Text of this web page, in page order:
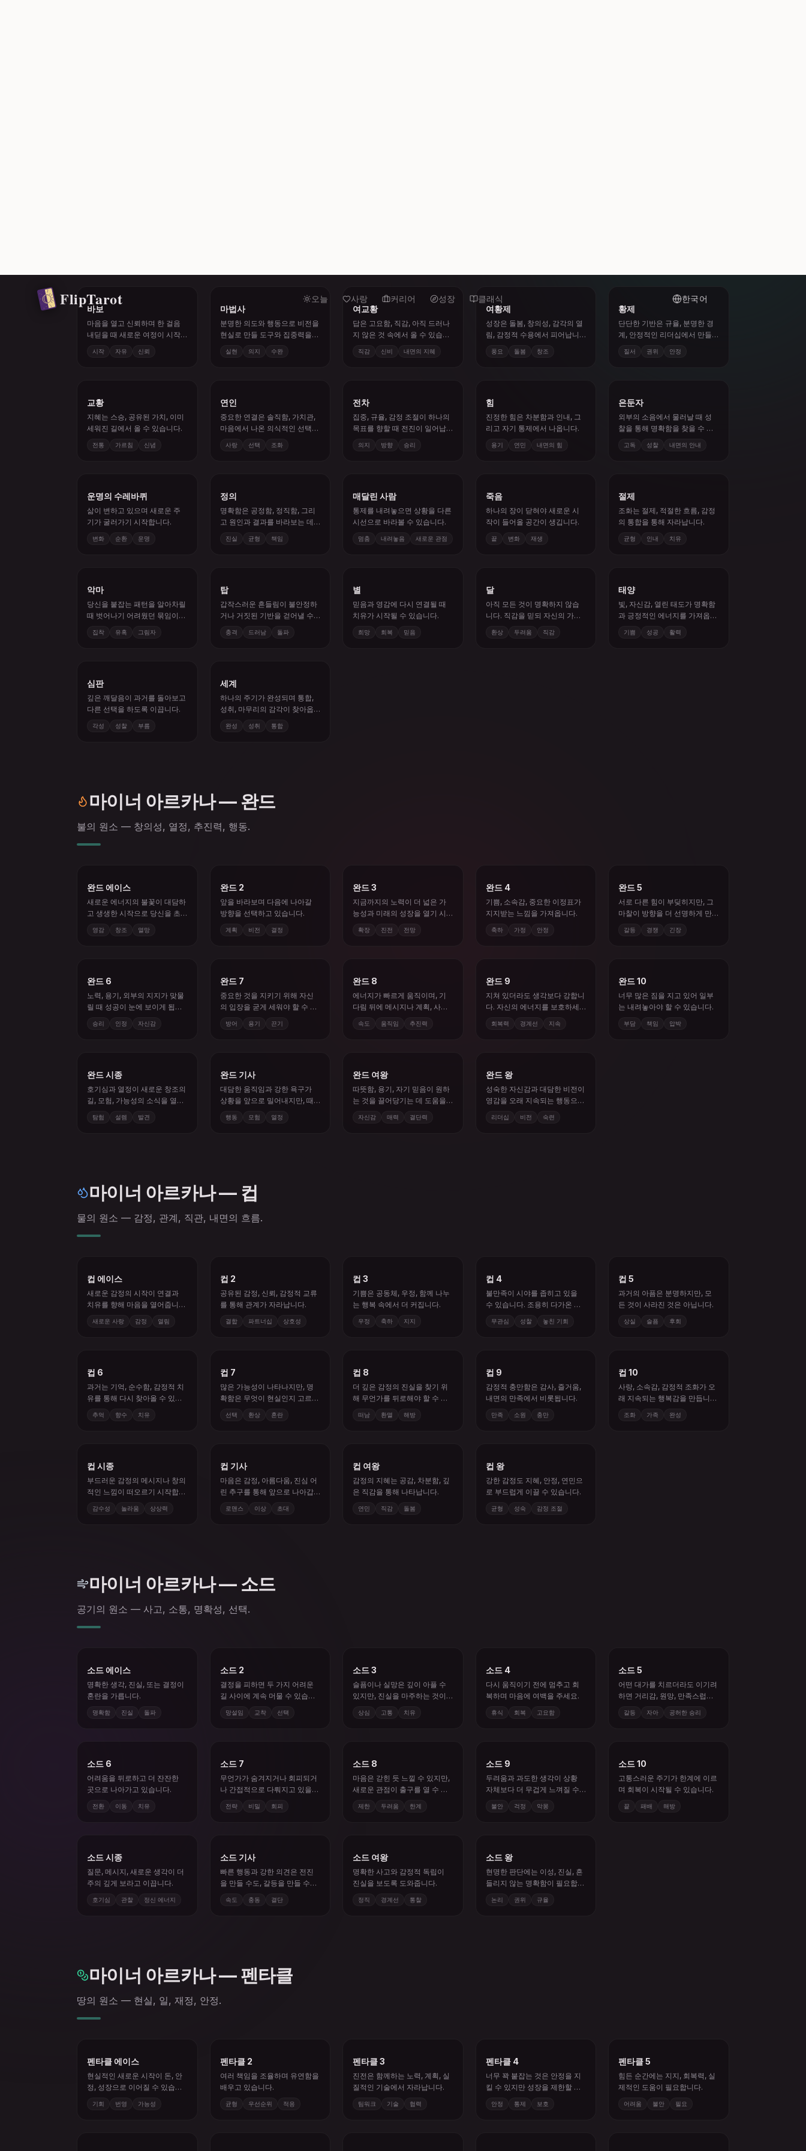
바보
마음을 열고 신뢰하며 한 걸음
내딛을 때 새로운 여정이 시작
시작 자유 신뢰
마법사
분명한 의도와 행동으로 비전을
현실로 만들 도구와 집중력을
실현 의지 수완
여교황
답은 고요함, 직감, 아직 드러나
지 않은 것 속에서 올 수 있습니
직감 신비 내면의 지혜
여황제
성장은 돌봄, 창의성, 감각의 열
림, 감정적 수용에서 피어납니
풍요 돌봄 창조
황제
단단한 기반은 규율, 분명한 경
계, 안정적인 리더십에서 만들
질서 권위 안정
교황
지혜는 스승, 공유된 가치, 이미
세워진 길에서 올 수 있습니다.
전통 가르침 신념
연인
중요한 연결은 솔직함, 가치관,
마음에서 나온 의식적인 선택을
사랑 선택 조화
전차
집중, 규율, 감정 조절이 하나의
목표를 향할 때 전진이 일어납
의지 방향 승리
힘
진정한 힘은 차분함과 인내, 그
리고 자기 통제에서 나옵니다.
용기 연민 내면의 힘
은둔자
외부의 소음에서 물러날 때 성
찰을 통해 명확함을 찾을 수 있
고독 성찰 내면의 안내
운명의 수레바퀴
삶이 변하고 있으며 새로운 주
기가 굴러가기 시작합니다.
변화 순환 운명
정의
명확함은 공정함, 정직함, 그리
고 원인과 결과를 바라보는 데
진실 균형 책임
매달린 사람
통제를 내려놓으면 상황을 다른
시선으로 바라볼 수 있습니다.
멈춤 내려놓음 새로운 관점
죽음
하나의 장이 닫혀야 새로운 시
작이 들어올 공간이 생깁니다.
끝 변화 재생
절제
조화는 절제, 적절한 흐름, 감정
의 통합을 통해 자라납니다.
균형 인내 치유
악마
당신을 붙잡는 패턴을 알아차릴
때 벗어나기 어려웠던 묶임이
집착 유혹 그림자
탑
갑작스러운 흔들림이 불안정하
거나 거짓된 기반을 걷어낼 수
충격 드러남 돌파
별
믿음과 영감에 다시 연결될 때
치유가 시작될 수 있습니다.
희망 회복 믿음
달
아직 모든 것이 명확하지 않습
니다. 직감을 믿되 자신의 가정
환상 두려움 직감
태양
빛, 자신감, 열린 태도가 명확함
과 긍정적인 에너지를 가져옵니
기쁨 성공 활력
심판
깊은 깨달음이 과거를 돌아보고
다른 선택을 하도록 이끕니다.
각성 성찰 부름
세계
하나의 주기가 완성되며 통합,
성취, 마무리의 감각이 찾아옵
완성 성취 통합
마이너 아르카나 — 완드
불의 원소 — 창의성, 열정, 추진력, 행동.
완드 에이스
새로운 에너지의 불꽃이 대담하
고 생생한 시작으로 당신을 초
영감 창조 열망
완드 2
앞을 바라보며 다음에 나아갈
방향을 선택하고 있습니다.
계획 비전 결정
완드 3
지금까지의 노력이 더 넓은 가
능성과 미래의 성장을 열기 시
확장 진전 전망
완드 4
기쁨, 소속감, 중요한 이정표가
지지받는 느낌을 가져옵니다.
축하 가정 안정
완드 5
서로 다른 힘이 부딪히지만, 그
마찰이 방향을 더 선명하게 만
갈등 경쟁 긴장
완드 6
노력, 용기, 외부의 지지가 맞물
릴 때 성공이 눈에 보이게 됩니
승리 인정 자신감
완드 7
중요한 것을 지키기 위해 자신
의 입장을 굳게 세워야 할 수 있
방어 용기 끈기
완드 8
에너지가 빠르게 움직이며, 기
다림 뒤에 메시지나 계획, 사건
속도 움직임 추진력
완드 9
지쳐 있더라도 생각보다 강합니
다. 자신의 에너지를 보호하세
회복력 경계선 지속
완드 10
너무 많은 짐을 지고 있어 일부
는 내려놓아야 할 수 있습니다.
부담 책임 압박
완드 시종
호기심과 열정이 새로운 창조의
길, 모험, 가능성의 소식을 열어
탐험 설렘 발견
완드 기사
대담한 움직임과 강한 욕구가
상황을 앞으로 밀어내지만, 때
행동 모험 열정
완드 여왕
따뜻함, 용기, 자기 믿음이 원하
는 것을 끌어당기는 데 도움을
자신감 매력 결단력
완드 왕
성숙한 자신감과 대담한 비전이
영감을 오래 지속되는 행동으로
리더십 비전 숙련
마이너 아르카나 — 컵
물의 원소 — 감정, 관계, 직관, 내면의 흐름.
컵 에이스
새로운 감정의 시작이 연결과
치유를 향해 마음을 열어줍니
새로운 사랑 감정 열림
컵 2
공유된 감정, 신뢰, 감정적 교류
를 통해 관계가 자라납니다.
결합 파트너십 상호성
컵 3
기쁨은 공동체, 우정, 함께 나누
는 행복 속에서 더 커집니다.
우정 축하 지지
컵 4
불만족이 시야를 좁히고 있을
수 있습니다. 조용히 다가온 기
무관심 성찰 놓친 기회
컵 5
과거의 아픔은 분명하지만, 모
든 것이 사라진 것은 아닙니다.
상실 슬픔 후회
컵 6
과거는 기억, 순수함, 감정적 치
유를 통해 다시 찾아올 수 있습
추억 향수 치유
컵 7
많은 가능성이 나타나지만, 명
확함은 무엇이 현실인지 고르는
선택 환상 혼란
컵 8
더 깊은 감정의 진실을 찾기 위
해 무언가를 뒤로해야 할 수 있
떠남 환멸 해방
컵 9
감정적 충만함은 감사, 즐거움,
내면의 만족에서 비롯됩니다.
만족 소원 충만
컵 10
사랑, 소속감, 감정적 조화가 오
래 지속되는 행복감을 만듭니
조화 가족 완성
컵 시종
부드러운 감정의 메시지나 창의
적인 느낌이 떠오르기 시작합니
감수성 놀라움 상상력
컵 기사
마음은 감정, 아름다움, 진심 어
린 추구를 통해 앞으로 나아갑
로맨스 이상 초대
컵 여왕
감정의 지혜는 공감, 차분함, 깊
은 직감을 통해 나타납니다.
연민 직감 돌봄
컵 왕
강한 감정도 지혜, 안정, 연민으
로 부드럽게 이끌 수 있습니다.
균형 성숙 감정 조절
마이너 아르카나 — 소드
공기의 원소 — 사고, 소통, 명확성, 선택.
소드 에이스
명확한 생각, 진실, 또는 결정이
혼란을 가릅니다.
명확함 진실 돌파
소드 2
결정을 피하면 두 가지 어려운
길 사이에 계속 머물 수 있습니
망설임 교착 선택
소드 3
슬픔이나 실망은 깊이 아플 수
있지만, 진실을 마주하는 것이
상심 고통 치유
소드 4
다시 움직이기 전에 멈추고 회
복하며 마음에 여백을 주세요.
휴식 회복 고요함
소드 5
어떤 대가를 치르더라도 이기려
하면 거리감, 원망, 만족스럽지
갈등 자아 공허한 승리
소드 6
어려움을 뒤로하고 더 잔잔한
곳으로 나아가고 있습니다.
전환 이동 치유
소드 7
무언가가 숨겨지거나 회피되거
나 간접적으로 다뤄지고 있을
전략 비밀 회피
소드 8
마음은 갇힌 듯 느낄 수 있지만,
새로운 관점이 출구를 열 수 있
제한 두려움 한계
소드 9
두려움과 과도한 생각이 상황
자체보다 더 무겁게 느껴질 수
불안 걱정 악몽
소드 10
고통스러운 주기가 한계에 이르
며 회복이 시작될 수 있습니다.
끝 패배 해방
소드 시종
질문, 메시지, 새로운 생각이 더
주의 깊게 보라고 이끕니다.
호기심 관찰 정신 에너지
소드 기사
빠른 행동과 강한 의견은 전진
을 만들 수도, 갈등을 만들 수도
속도 충동 결단
소드 여왕
명확한 사고와 감정적 독립이
진실을 보도록 도와줍니다.
정직 경계선 통찰
소드 왕
현명한 판단에는 이성, 진실, 흔
들리지 않는 명확함이 필요합니
논리 권위 규율
마이너 아르카나 — 펜타클
땅의 원소 — 현실, 일, 재정, 안정.
펜타클 에이스
현실적인 새로운 시작이 돈, 안
정, 성장으로 이어질 수 있습니
기회 번영 가능성
펜타클 2
여러 책임을 조율하며 유연함을
배우고 있습니다.
균형 우선순위 적응
펜타클 3
진전은 함께하는 노력, 계획, 실
질적인 기술에서 자라납니다.
팀워크 기술 협력
펜타클 4
너무 꽉 붙잡는 것은 안정을 지
킬 수 있지만 성장을 제한할 수
안정 통제
펜타클 5
힘든 순간에는 지지, 회복력, 실
제적인 도움이 필요합니다.
어려움 불안 필요